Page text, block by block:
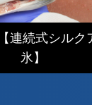
連続式シルク
氷】